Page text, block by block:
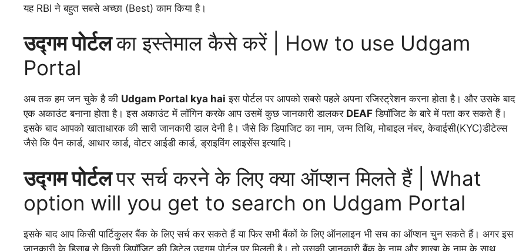
यह RBI ने बहुत सबसे अच्छा (Best) काम किया है।
उद्गम पोर्टलका इस्तेमाल कैसे करें | How to use Udgam
Portal
अब तक हम जन चुके है की Udgam Portal kya hai इस पोर्टल पर आपको सबसे पहले अपना रजिस्ट्रेशन करना होता है। और उसके बाद
एक अकाउंट बनाना होता है। इस अकाउंट में लॉगिन करके आप उसमें कुछ जानकारी डालकर DEAF डिपॉजिट के बारे में पता कर सकते हैं।
इसके बाद आपको खाताधारक की सारी जानकारी डाल देनी है। जैसे कि डिपाजिट का नाम, जन्म तिथि, मोबाइल नंबर, केवाईसी(KYC)डीटेल्स
जैसे कि पैन कार्ड, आधार कार्ड, वोटर आईडी कार्ड, ड्राइविंग लाइसेंस इत्यादि।
उद्गम पोर्टलपर सर्च करने के लिए क्या ऑप्शन मिलते हैं | What
option will you get to search on Udgam Portal
इसके बाद आप किसी पार्टिकुलर बैंक के लिए सर्च कर सकते हैं या फिर सभी बैंकों के लिए ऑनलाइन भी सच का ऑप्शन चुन सकते हैं। अगर इस
जानकारी के हिसाब से किसी डिपॉजिट की डिटेल उद्गम पोर्टल पर मिलती है। तो उसकी जानकारी बैंक के नाम और शाखा के नाम के साथ